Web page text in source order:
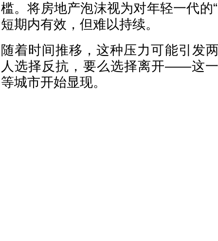
槛。将房地产泡沫视为对年轻一代的
短期内有效，但难以持续。
随着时间推移，这种压力可能引发
人选择反抗，要么选择离开——这
等城市开始显现。